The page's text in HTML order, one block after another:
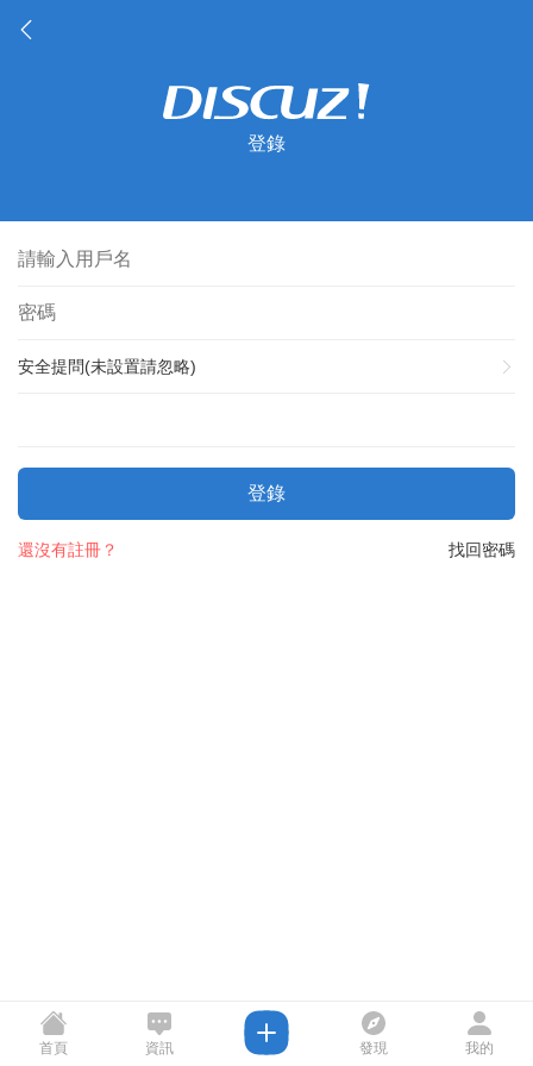
登錄
安全提問(未設置請忽略)
登錄
找回密碼
還沒有註冊？
首頁 資訊 發現 我的